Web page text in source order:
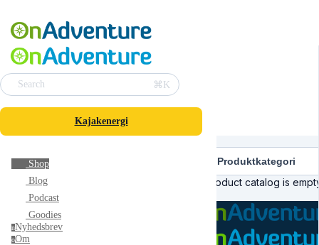
Search ⌘K
Kajakenergi
Shop
Blog
Podcast
Goodies
nNyhedsbrev
oOm
Produktkategori
Product catalog is